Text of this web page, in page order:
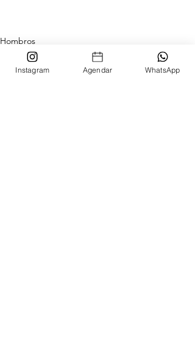
Hombros
Instagram Agendar WhatsApp